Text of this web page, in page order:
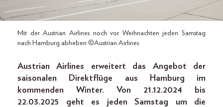
Mit der Austrian Airlines noch vor Weihnachten jeden Samstag
nach Hamburg abheben ©Austrian Airlines
Austrian Airlines erweitert das Angebot der
saisonalen Direktflüge aus Hamburg im
kommenden Winter. Von 21.12.2024 bis
22.03.2025 geht es jeden Samstag um die